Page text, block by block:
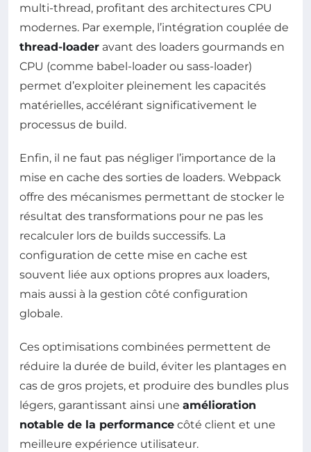
multi-thread, profitant des architectures CPU
modernes. Par exemple, l’intégration couplée de
thread-loader avant des loaders gourmands en
CPU (comme babel-loader ou sass-loader)
permet d’exploiter pleinement les capacités
matérielles, accélérant significativement le
processus de build.
Enfin, il ne faut pas négliger l’importance de la
mise en cache des sorties de loaders. Webpack
offre des mécanismes permettant de stocker le
résultat des transformations pour ne pas les
recalculer lors de builds successifs. La
configuration de cette mise en cache est
souvent liée aux options propres aux loaders,
mais aussi à la gestion côté configuration
globale.
Ces optimisations combinées permettent de
réduire la durée de build, éviter les plantages en
cas de gros projets, et produire des bundles plus
légers, garantissant ainsi une amélioration
notable de la performance côté client et une
meilleure expérience utilisateur.